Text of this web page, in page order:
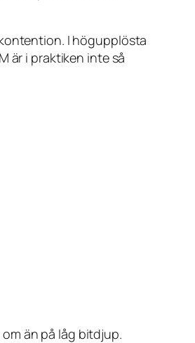
I högupplösta
är i praktiken inte så
än på låg bitdjup.